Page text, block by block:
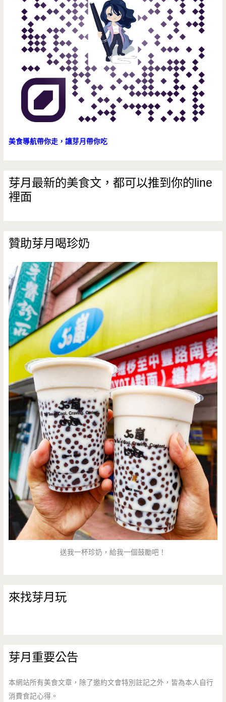
美食導航帶你走，讓芽月帶你吃
芽月最新的美食文，都可以推到你的line
裡面
贊助芽月喝珍奶
送我一杯珍奶，給我一個鼓勵吧！
來找芽月玩
芽月重要公告
本網站所有美食文章，除了邀約文會特別註記之外，皆為本人自行
消費食記心得。